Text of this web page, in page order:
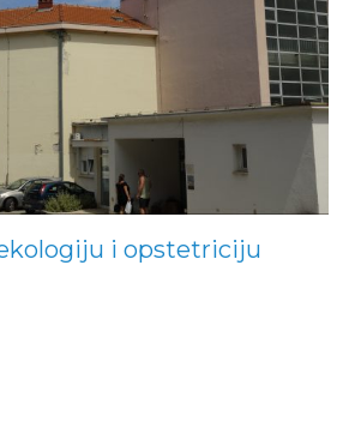
i opstetriciju